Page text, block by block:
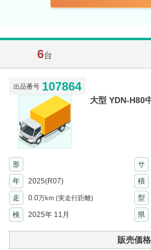
6台
出品番号 107864
大型 YDN-H80
形 サ
年
2025(R07) 積
走 0.0万km (実走行距離) 型
検
2025年 11月 県
販売価格